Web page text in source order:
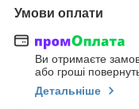
Умови оплати
Ви отримаєте
або гроші
Детальніше